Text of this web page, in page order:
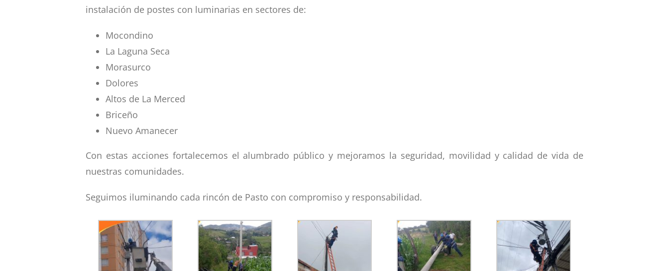
instalación de postes con luminarias en sectores de:
Mocondino
La Laguna Seca
Morasurco
Dolores
Altos de La Merced
Briceño
Nuevo Amanecer
Con estas acciones fortalecemos el alumbrado público y mejoramos la seguridad, movilidad y calidad de vida de
nuestras comunidades.
Seguimos iluminando cada rincón de Pasto con compromiso y responsabilidad.